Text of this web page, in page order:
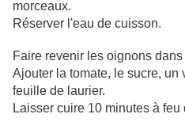
morceaux.
Réserver l'eau de cuisson.
Faire revenir les oignons
Ajouter la tomate, le sucre, un
feuille de laurier.
Laisser cuire 10 minutes à feu